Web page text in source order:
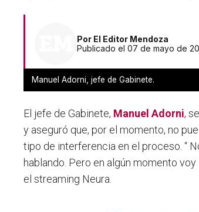
Por El Editor Mendoza
Publicado el 07 de mayo de
Manuel Adorni, jefe de Gabinete.
El jefe de Gabinete, Manuel Adorni,
y aseguró que, por el momento, no
tipo de interferencia en el proceso. “
hablando. Pero en algún momento voy
el streaming Neura.